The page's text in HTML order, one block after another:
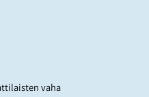
vaha